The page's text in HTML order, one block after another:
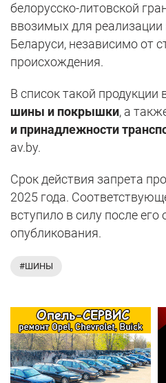
белорусско-литовской
ввозимых для реализации
Беларуси, независимо от
происхождения.
В список такой продукции
шины и покрышки, а
и принадлежности
av.by.
Срок действия запрета
2025 года.
вступило в силу после
опубликования.
#ШИНЫ